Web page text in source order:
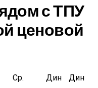
с ТПУ
ценовой
Ср.
Дин
Дин